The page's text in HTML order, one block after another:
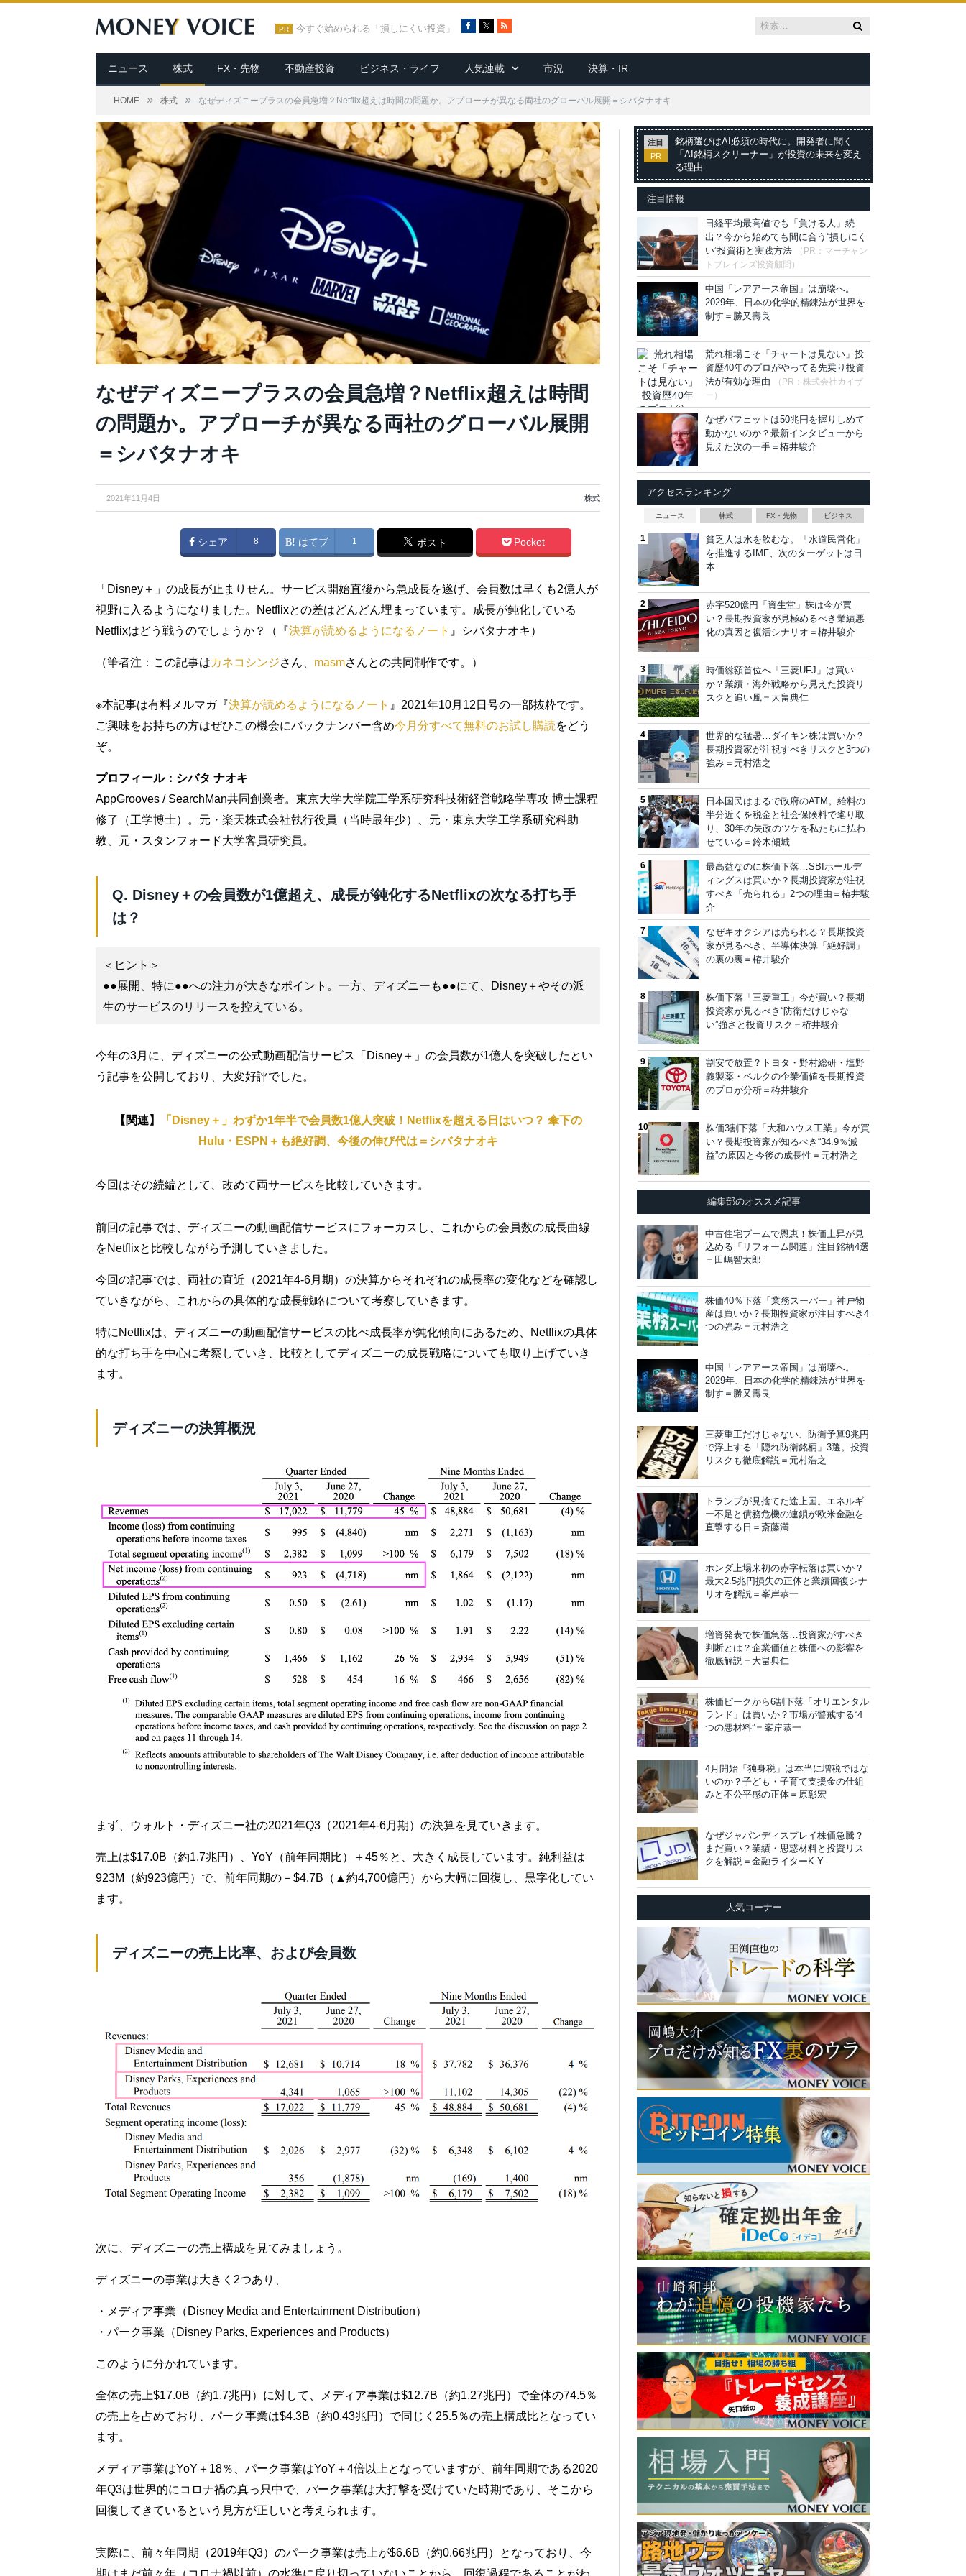
PR 今すぐ始められる「損しにくい投資」
c
e
b
o
k
R
S
ニュース 株式 FX・先物 不動産投資 ビジネス・ライフ 人気連載 市況 決算・IR
HOME » 株式 » なぜディズニープラスの会員急増？Netflix超えは時間の問題か。アプローチが異なる両社のグローバル展開＝シバタナオキ
なぜディズニープラスの会員急増？Netflix超えは時間
の問題か。アプローチが異なる両社のグローバル展開
＝シバタナオキ
2021年11月4日 株式
シェア 8 はてブ 1 ポスト Pocket
「Disney＋」の成長が止まりせん。サービス開始直後から急成長を遂げ、会員数は早くも2億人が
視野に入るようになりました。Netflixとの差はどんどん埋まっています。成長が鈍化している
Netflixはどう戦うのでしょうか？（『決算が読めるようになるノート 』シバタナオキ）
（筆者注：この記事はカネコシンジさん、 masmさんとの共同制作です。）
※本記事は有料メルマガ『決算が読めるようになるノート 』2021年10月12日号の一部抜粋です。
ご興味をお持ちの方はぜひこの機会にバックナンバー含め今月分すべて無料のお試し購読をどう
ぞ。
プロフィール：シバタ ナオキ
AppGrooves / SearchMan共同創業者。東京大学大学院工学系研究科技術経営戦略学専攻 博士課程
修了（工学博士）。元・楽天株式会社執行役員（当時最年少）、元・東京大学工学系研究科助
教、元・スタンフォード大学客員研究員。
Q. Disney＋の会員数が1億超え、成長が鈍化するNetflixの次なる打ち手
は？
＜ヒント＞
●●展開、特に●●への注力が大きなポイント。一方、ディズニーも●●にて、Disney＋やその派
生のサービスのリリースを控えている。
今年の3月に、ディズニーの公式動画配信サービス「Disney＋」の会員数が1億人を突破したとい
う記事を公開しており、大変好評でした。
【関連】
「Disney＋」わずか1年半で会員数1億人突破！Netflixを超える日はいつ？ 傘下の
Hulu・ESPN＋も絶好調、今後の伸び代は＝シバタナオキ
今回はその続編として、改めて両サービスを比較していきます。
前回の記事では、ディズニーの動画配信サービスにフォーカスし、これからの会員数の成長曲線
をNetflixと比較しながら予測していきました。
今回の記事では、両社の直近（2021年4-6月期）の決算からそれぞれの成長率の変化などを確認し
ていきながら、これからの具体的な成長戦略について考察していきます。
特にNetflixは、ディズニーの動画配信サービスの比べ成長率が鈍化傾向にあるため、Netflixの具体
的な打ち手を中心に考察していき、比較としてディズニーの成長戦略についても取り上げていき
ます。
ディズニーの決算概況
まず、ウォルト・ディズニー社の2021年Q3（2021年4-6月期）の決算を見ていきます。
売上は$17.0B（約1.7兆円）、YoY（前年同期比）＋45％と、大きく成長しています。純利益は
923M（約923億円）で、前年同期の－$4.7B（▲約4,700億円）から大幅に回復し、黒字化してい
ます。
ディズニーの売上比率、および会員数
次に、ディズニーの売上構成を見てみましょう。
ディズニーの事業は大きく2つあり、
・メディア事業（Disney Media and Entertainment Distribution）
・パーク事業（Disney Parks, Experiences and Products）
このように分かれています。
全体の売上$17.0B（約1.7兆円）に対して、メディア事業は$12.7B（約1.27兆円）で全体の74.5％
の売上を占めており、パーク事業は$4.3B（約0.43兆円）で同じく25.5％の売上構成比となってい
ます。
メディア事業はYoY＋18％、パーク事業はYoY＋4倍以上となっていますが、前年同期である2020
年Q3は世界的にコロナ禍の真っ只中で、パーク事業は大打撃を受けていた時期であり、そこから
回復してきているという見方が正しいと考えられます。
実際に、前々年同期（2019年Q3）のパーク事業は売上が$6.6B（約0.66兆円）となっており、今
期はまだ前々年（コロナ禍以前）の水準に戻り切っていないことから、回復過程であることがわ
注目
PR
銘柄選びはAI必須の時代に。開発者に聞く
「AI銘柄スクリーナー」が投資の未来を変え
る理由
注目情報
日経平均最高値でも「負ける人」続
出？今から始めても間に合う“損しにく
い”投資術と実践方法
（PR：マーチャン
トブレインズ投資顧問）
中国「レアアース帝国」は崩壊へ。
2029年、日本の化学的精錬法が世界を
制す＝勝又壽良
荒れ相場こそ「チャートは見ない」投
資歴40年のプロがやってる先乗り投資
法が有効な理由
（PR：株式会社カイザ
ー）
なぜバフェットは50兆円を握りしめて
動かないのか？最新インタビューから
見えた次の一手＝栫井駿介
アクセスランキング
ニュース 株式 FX・先物 ビジネス
貧乏人は水を飲むな。「水道民営化」
を推進するIMF、次のターゲットは日
本
赤字520億円「資生堂」株は今が買
い？長期投資家が見極めるべき業績悪
化の真因と復活シナリオ＝栫井駿介
時価総額首位へ「三菱UFJ」は買い
か？業績・海外戦略から見えた投資リ
スクと追い風＝大畠典仁
世界的な猛暑…ダイキン株は買いか？
長期投資家が注視すべきリスクと3つの
強み＝元村浩之
日本国民はまるで政府のATM。給料の
半分近くを税金と社会保険料で毟り取
り、30年の失政のツケを私たちに払わ
せている＝鈴木傾城
最高益なのに株価下落…SBIホールデ
ィングスは買いか？長期投資家が注視
すべき「売られる」2つの理由＝栫井駿
介
なぜキオクシアは売られる？長期投資
家が見るべき、半導体決算「絶好調」
の裏の裏＝栫井駿介
株価下落「三菱重工」今が買い？長期
投資家が見るべき“防衛だけじゃな
い”強さと投資リスク＝栫井駿介
割安で放置？トヨタ・野村総研・塩野
義製薬・ベルクの企業価値を長期投資
のプロが分析＝栫井駿介
株価3割下落「大和ハウス工業」今が買
い？長期投資家が知るべき“34.9％減
益”の原因と今後の成長性＝元村浩之
編集部のオススメ記事
中古住宅ブームで恩恵！株価上昇が見
込める「リフォーム関連」注目銘柄4選
＝田嶋智太郎
株価40％下落「業務スーパー」神戸物
産は買いか？長期投資家が注目すべき4
つの強み＝元村浩之
中国「レアアース帝国」は崩壊へ。
2029年、日本の化学的精錬法が世界を
制す＝勝又壽良
三菱重工だけじゃない、防衛予算9兆円
で浮上する「隠れ防衛銘柄」3選。投資
リスクも徹底解説＝元村浩之
トランプが見捨てた途上国。エネルギ
ー不足と債務危機の連鎖が欧米金融を
直撃する日＝斎藤満
ホンダ上場来初の赤字転落は買いか？
最大2.5兆円損失の正体と業績回復シナ
リオを解説＝峯岸恭一
増資発表で株価急落…投資家がすべき
判断とは？企業価値と株価への影響を
徹底解説＝大畠典仁
株価ピークから6割下落「オリエンタル
ランド」は買いか？市場が警戒する“4
つの悪材料”＝峯岸恭一
4月開始「独身税」は本当に増税ではな
いのか？子ども・子育て支援金の仕組
みと不公平感の正体＝原彰宏
なぜジャパンディスプレイ株価急騰？
まだ買い？業績・思惑材料と投資リス
クを解説＝金融ライターK.Y
人気コーナー